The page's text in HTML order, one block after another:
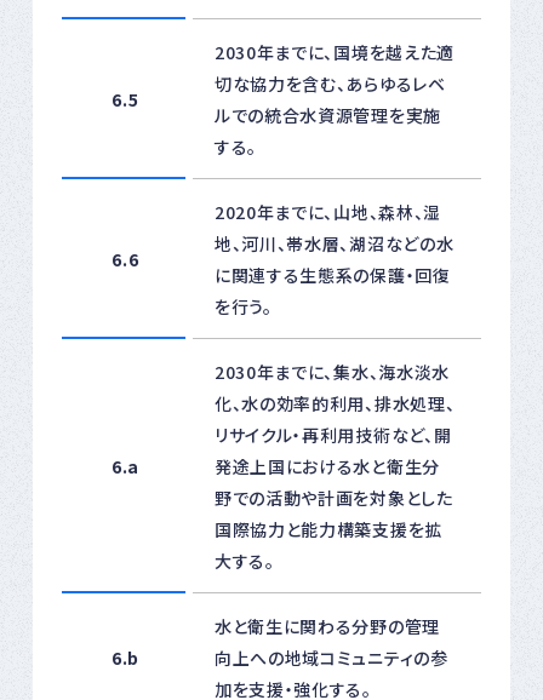
6.5
2030年までに、国境を越えた適
切な協力を含む、あらゆるレベ
ルでの統合水資源管理を実施
する。
6.6
2020年までに、山地、森林、湿
地、河川、帯水層、湖沼などの水
に関連する生態系の保護・回復
を行う。
6.a
2030年までに、集水、海水淡水
化、水の効率的利用、排水処理、
リサイクル・再利用技術など、開
発途上国における水と衛生分
野での活動や計画を対象とした
国際協力と能力構築支援を拡
大する。
6.b
水と衛生に関わる分野の管理
向上への地域コミュニティの参
加を支援・強化する。